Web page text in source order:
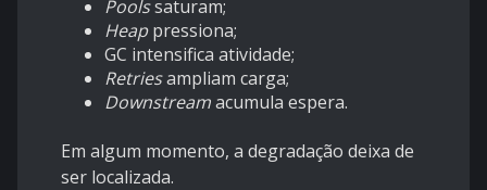
Poolssaturam;
Heappressiona;
GC intensifica atividade;
Retriesampliam carga;
Downstreamacumula espera.
Em algum momento, a degradação deixa de
ser localizada.